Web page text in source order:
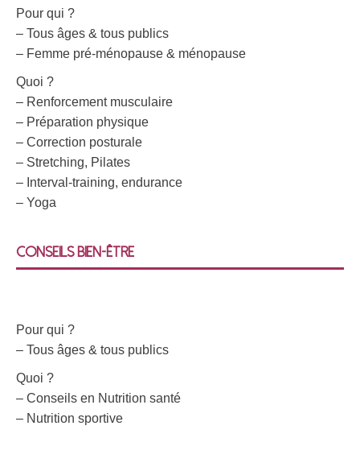
Pour qui ?
– Tous âges & tous publics
– Femme pré-ménopause & ménopause
Quoi ?
– Renforcement musculaire
– Préparation physique
– Correction posturale
– Stretching, Pilates
– Interval-training, endurance
– Yoga
Conseils bien-être
Pour qui ?
– Tous âges & tous publics
Quoi ?
– Conseils en Nutrition santé
– Nutrition sportive